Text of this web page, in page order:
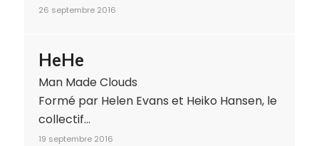
26 septembre 2016
HeHe
Man Made Clouds
Formé par Helen Evans et Heiko Hansen, le
collectif…
19 septembre 2016